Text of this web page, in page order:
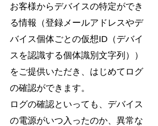
お客様からデバイスの特定ができ
る情報（登録メールアドレスやデ
バイス個体ごとの仮想ID（デバイ
スを認識する個体識別文字列））
をご提供いただき、はじめてログ
の確認ができます。
ログの確認といっても、デバイス
の電源がいつ入ったのか、異常な